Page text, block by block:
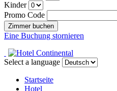
Kinder
Promo Code
Eine Buchung stornieren
Select a language
Startseite
Hotel